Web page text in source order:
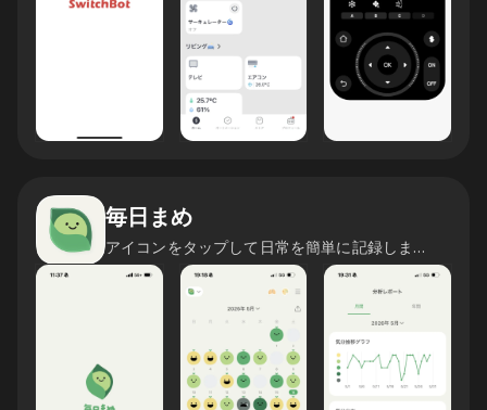
毎日まめ
アイコンをタップして日常を簡単に記録しましょう！